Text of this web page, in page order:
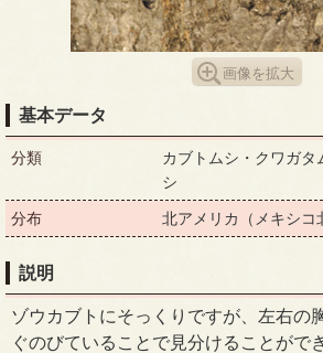
画像を拡大
基本データ
分類
カブトムシ・クワガタ
シ
分布 北アメリカ（メキシコ
説明
ゾウカブトにそっくりですが、左右の
ぐのびていることで見分けることがで